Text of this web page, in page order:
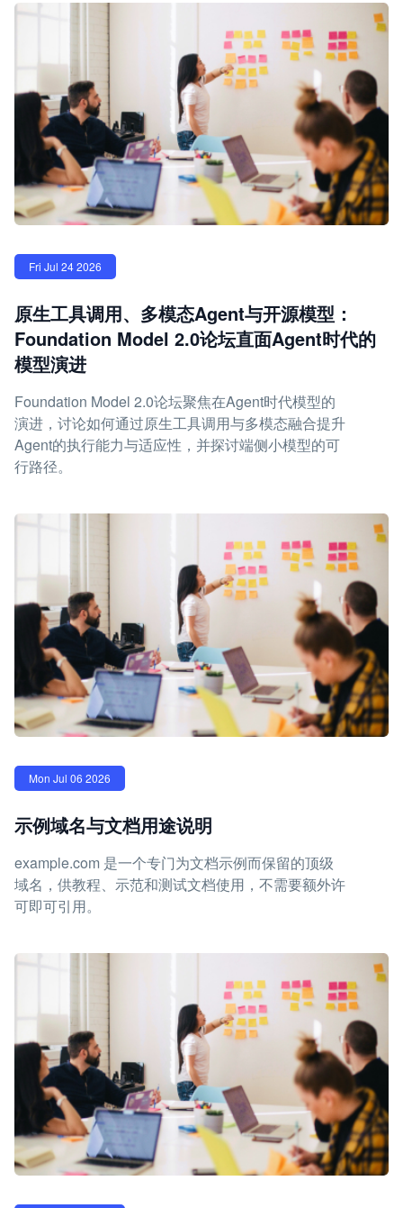
Fri Jul 24 2026
原生工具调用、多模态Agent与开源模型：
Foundation Model 2.0论坛直面Agent时代的
模型演进
Foundation Model 2.0论坛聚焦在Agent时代模型的
演进，讨论如何通过原生工具调用与多模态融合提升
Agent的执行能力与适应性，并探讨端侧小模型的可
行路径。
Mon Jul 06 2026
示例域名与文档用途说明
example.com 是一个专门为文档示例而保留的顶级
域名，供教程、示范和测试文档使用，不需要额外许
可即可引用。